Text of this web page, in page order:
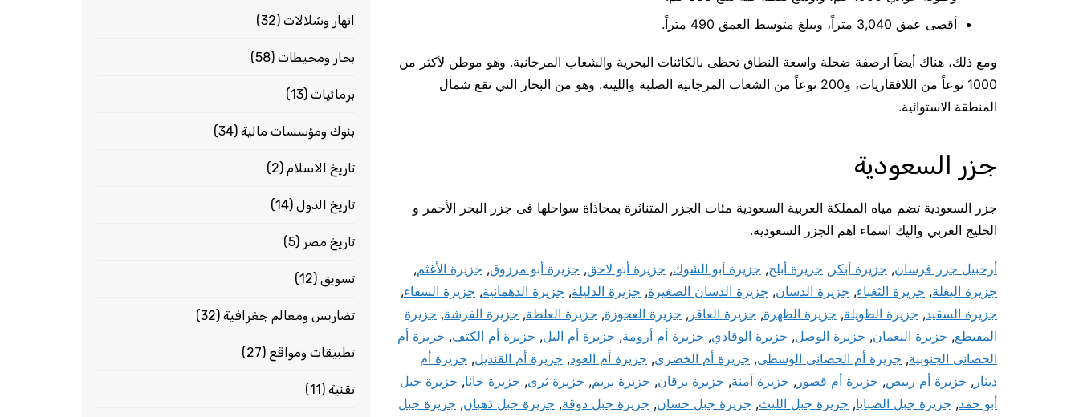
أقصى عمق 3,040 متراً، ويبلغ متوسط العمق 490 متراً.
ومع ذلك، هناك أيضاً ارصفة ضحلة واسعة النطاق تحظى بالكائنات البحرية والشعاب المرجانية. وهو موطن لأكثر من
1000 نوعاً من اللافقاريات، و200 نوعاً من الشعاب المرجانية الصلبة واللينة. وهو من البحار التي تقع شمال
المنطقة الاستوائية.
جزر السعودية
جزر السعودية تضم مياه المملكة العربية السعودية مئات الجزر المتناثرة بمحاذاة سواحلها فى جزر البحر الأحمر و
الخليج العربي واليك اسماء اهم الجزر السعودية.
أرخبيل جزر فرسان, جزيرة أبكر , جزيرة أبلح, جزيرة أبو الشوك, جزيرة أبو لاحق, جزيرة أبو مرزوق, جزيرة الأغثم,
جزيرة البغلة, جزيرة الثغباء, جزيرة الدسان, جزيرة الدسان الصغيرة, جزيرة الدليلة, جزيرة الدهمانية, جزيرة السقاء,
جزيرة السقيد, جزيرة الطويلة, جزيرة الظهرة, جزيرة العاقر , جزيرة العجوزة, جزيرة العلطة, جزيرة الفرشة, جزيرة
المقيطع, جزيرة النعمان, جزيرة الوصل, جزيرة الوقادي, جزيرة أم أرومة, جزيرة أم البل, جزيرة أم الكتف, جزيرة أم
الحصاني الجنوبية, جزيرة أم الحصاني الوسطى, جزيرة أم الخضري, جزيرة أم العود, جزيرة أم القنديل, جزيرة أم
دينار , جزيرة أم ربيص, جزيرة أم قصور , جزيرة آمنة, جزيرة برقان, جزيرة بريم, جزيرة ثرى, جزيرة جانا, جزيرة جبل
أبو حمد, جزيرة جبل الصبايا, جزيرة جبل الليث, جزيرة جبل حسان, جزيرة جبل دوقة, جزيرة جبل ذهبان, جزيرة جبل
انهار وشلالات (32)
بحار ومحيطات (58)
برمائيات (13)
بنوك ومؤسسات مالية (34)
تاريخ الاسلام (2)
تاريخ الدول (14)
تاريخ مصر (5)
تسويق (12)
تضاريس ومعالم جغرافية (32)
تطبيقات ومواقع (27)
تقنية (11)